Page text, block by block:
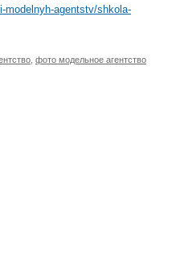
modelnyh-agentstv/shkola-
фото модельное агентство